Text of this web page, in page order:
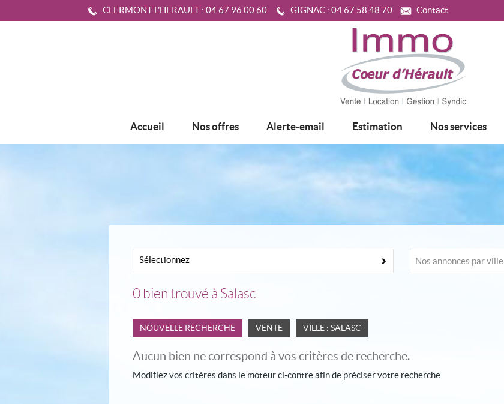
CLERMONT L'HERAULT : 04 67 96 00 60 GIGNAC :04 67 58 48 70 Contact
Accueil Nos offres Alerte-email Estimation Nos services
Sélectionnez Nos annonces par ville
0 bien trouvé à Salasc
NOUVELLE RECHERCHE VENTE VILLE : SALASC
Aucun bien ne correspond à vos critères de recherche.
Modifiez vos critères dans le moteur ci-contre afin de préciser votre recherche